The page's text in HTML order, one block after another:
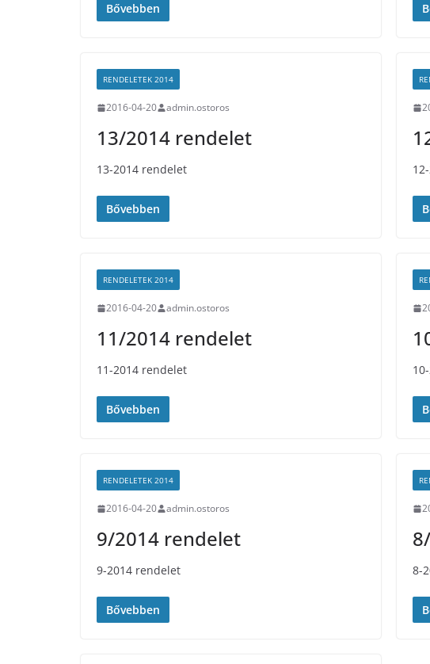
Bővebben
RENDELETEK 2014
2016-04-20 admin.ostoros
13/2014 rendelet
13-2014 rendelet
Bővebben
RENDELETEK 2014
2016-04-20 admin.ostoros
11/2014 rendelet
11-2014 rendelet
Bővebben
RENDELETEK 2014
2016-04-20 admin.ostoros
9/2014 rendelet
9-2014 rendelet
Bővebben
8-